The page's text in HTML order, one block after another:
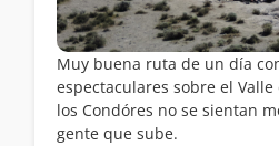
Muy buena ruta de un día
espectaculares sobre el
los Condóres no se sientan
gente que sube.